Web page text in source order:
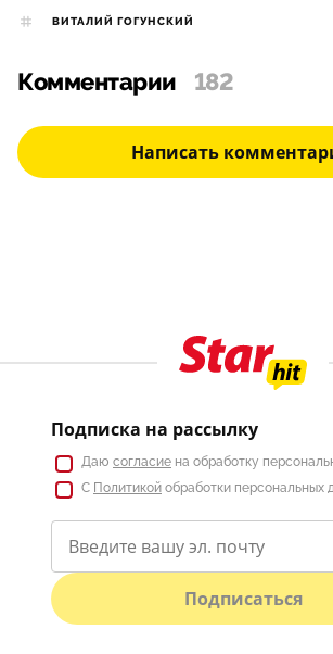
ВИТАЛИЙ ГОГУНСКИЙ
Комментарии 182
Написать
Подписка на рассылку
Даю согласие на обработку
С Политикой обработки персональных
Подписаться